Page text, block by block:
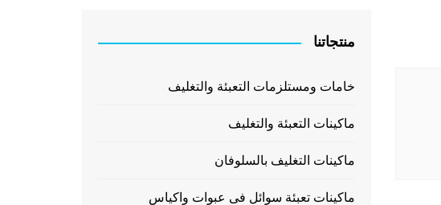
منتجاتنا
خامات ومستلزمات التعبئة والتغليف
ماكينات التعبئة والتغليف
ماكينات التغليف بالسلوفان
ماكينات تعبئة سوائل فى عبوات واكياس